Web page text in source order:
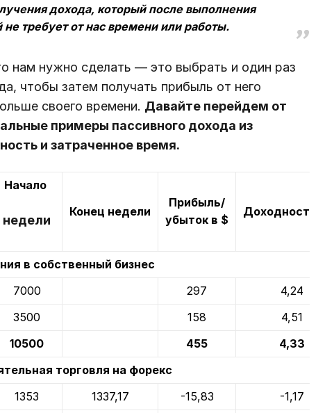
дохода, который после выполнения
требует от нас времени или работы.
нам нужно сделать — это выбрать и один раз
чтобы затем получать прибыль от него
своего времени. Давайте перейдем от
примеры пассивного дохода из
и затраченное время.
Начало
недели
Конец недели
Прибыль/
убыток в $
Доходность в %
в собственный бизнес
7000 297
4,24
3500 158
4,51
10500 455
4,33
торговля на форекс
1353 1337,17 -15,83
-1,17